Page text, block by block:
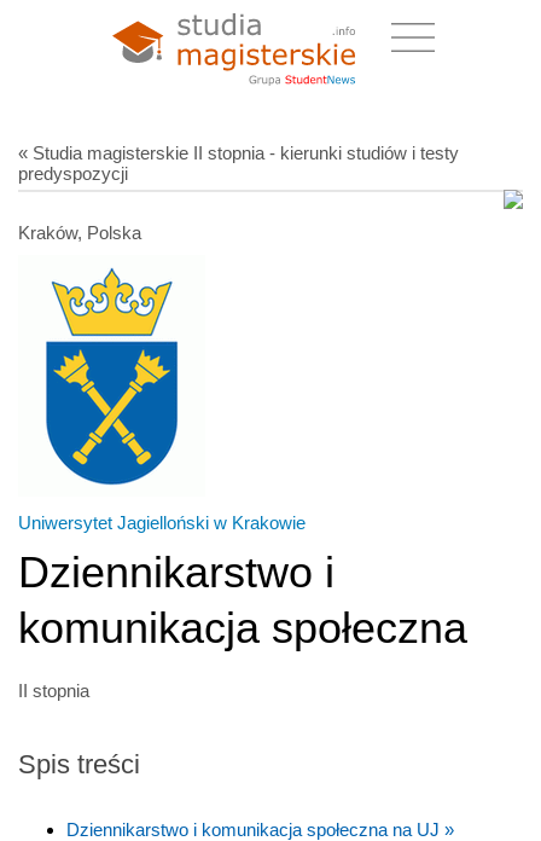
« Studia magisterskie II stopnia - kierunki studiów i testy
predyspozycji
Kraków, Polska
Uniwersytet Jagielloński w Krakowie
Dziennikarstwo i
komunikacja społeczna
II stopnia
Spis treści
Dziennikarstwo i komunikacja społeczna na UJ »